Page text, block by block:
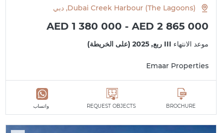
Dubai Creek Harbour (The Lagoons), دبي
AED 1 380 000 - AED 2 865 000
موعد الانتهاء III ربع, 2025 (على الخريطة)
Emaar Properties
BROCHURE
REQUEST OBJECTS واتساب